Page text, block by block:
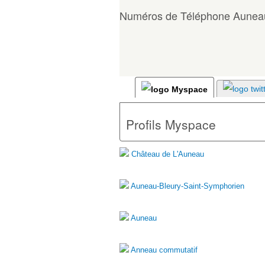
Numéros de Téléphone
Profils Myspace
Château de L'Auneau
Auneau-Bleury-Saint-Symphorien
Auneau
Anneau commutatif